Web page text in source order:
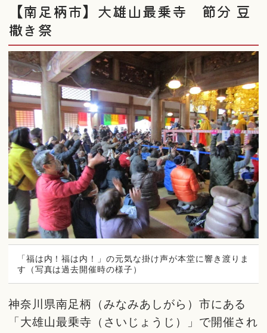
【南足柄市】大雄山最乗寺 節分 豆
撒き祭
「福は内！福は内！」の元気な掛け声が本堂に響き渡りま
す（写真は過去開催時の様子）
神奈川県南足柄（みなみあしがら）市にある
「大雄山最乗寺（さいじょうじ）」で開催され